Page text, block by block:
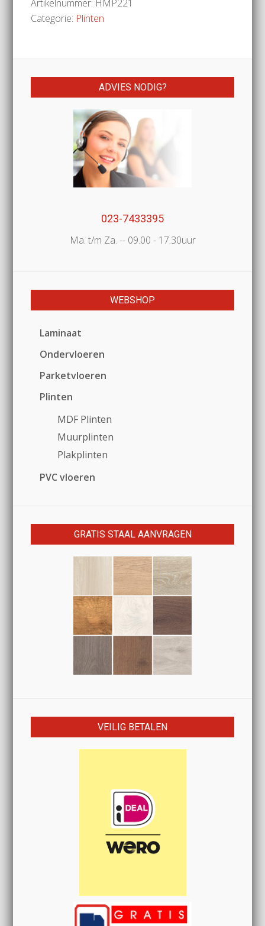
Artikelnummer: HMP221
Categorie: Plinten
ADVIES NODIG?
023-7433395
Ma. t/m Za. -- 09.00 - 17.30uur
WEBSHOP
Laminaat
Ondervloeren
Parketvloeren
Plinten
MDF Plinten
Muurplinten
Plakplinten
PVC vloeren
GRATIS STAAL AANVRAGEN
VEILIG BETALEN